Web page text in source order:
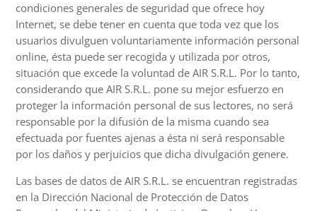
condiciones generales de seguridad que ofrece hoy
Internet, se debe tener en cuenta que toda vez que los
usuarios divulguen voluntariamente información personal
online, ésta puede ser recogida y utilizada por otros,
situación que excede la voluntad de AIR S.R.L. Por lo tanto,
considerando que AIR S.R.L. pone su mejor esfuerzo en
proteger la información personal de sus lectores, no será
responsable por la difusión de la misma cuando sea
efectuada por fuentes ajenas a ésta ni será responsable
por los daños y perjuicios que dicha divulgación genere.
Las bases de datos de AIR S.R.L. se encuentran registradas
en la Dirección Nacional de Protección de Datos